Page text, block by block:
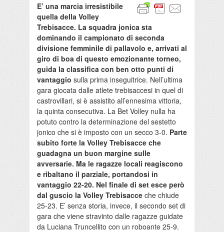
E’ una marcia irresistibile
quella della Volley
Trebisacce. La squadra jonica sta
dominando il campionato di seconda
divisione femminile di pallavolo e, arrivati al
giro di boa di questo emozionante torneo,
guida la classifica con ben otto punti di
vantaggio sulla prima inseguitrice. Nell’ultima
gara giocata dalle atlete trebisaccesi in quel di
castrovillari, si è assistito all’ennesima vittoria,
la quinta consecutiva. La Bet Volley nulla ha
potuto contro la determinazione del sestetto
jonico che si è imposto con un secco 3-0. Parte
subito forte la Volley Trebisacce che
guadagna un buon margine sulle
avversarie. Ma le ragazze locali reagiscono
e ribaltano il parziale, portandosi in
vantaggio 22-20. Nel finale di set esce però
dal guscio la Volley Trebisacce che chiude
25-23. E’ senza storia, invece, il secondo set di
gara che viene stravinto dalle ragazze guidate
da Luciana Truncellito con un roboante 25-9.